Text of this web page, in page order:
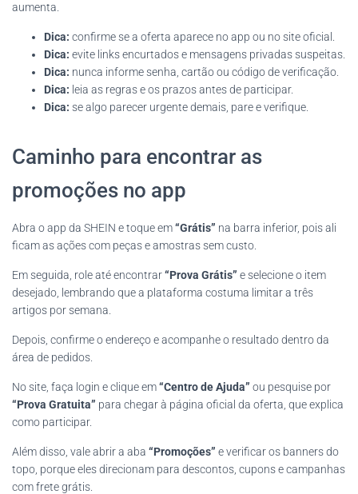
aumenta.
Dica: confirme se a oferta aparece no app ou no site oficial.
Dica: evite links encurtados e mensagens privadas suspeitas.
Dica: nunca informe senha, cartão ou código de verificação.
Dica: leia as regras e os prazos antes de participar.
Dica: se algo parecer urgente demais, pare e verifique.
Caminho para encontrar as
promoções no app
Abra o app da SHEIN e toque em“Grátis” na barra inferior, pois ali
ficam as ações com peças e amostras sem custo.
Em seguida, role até encontrar“Prova Grátis” e selecione o item
desejado, lembrando que a plataforma costuma limitar a três
artigos por semana.
Depois, confirme o endereço e acompanhe o resultado dentro da
área de pedidos.
No site, faça login e clique em“Centro de Ajuda” ou pesquise por
“Prova Gratuita” para chegar à página oficial da oferta, que explica
como participar.
Além disso, vale abrir a aba “Promoções” e verificar os banners do
topo, porque eles direcionam para descontos, cupons e campanhas
com frete grátis.